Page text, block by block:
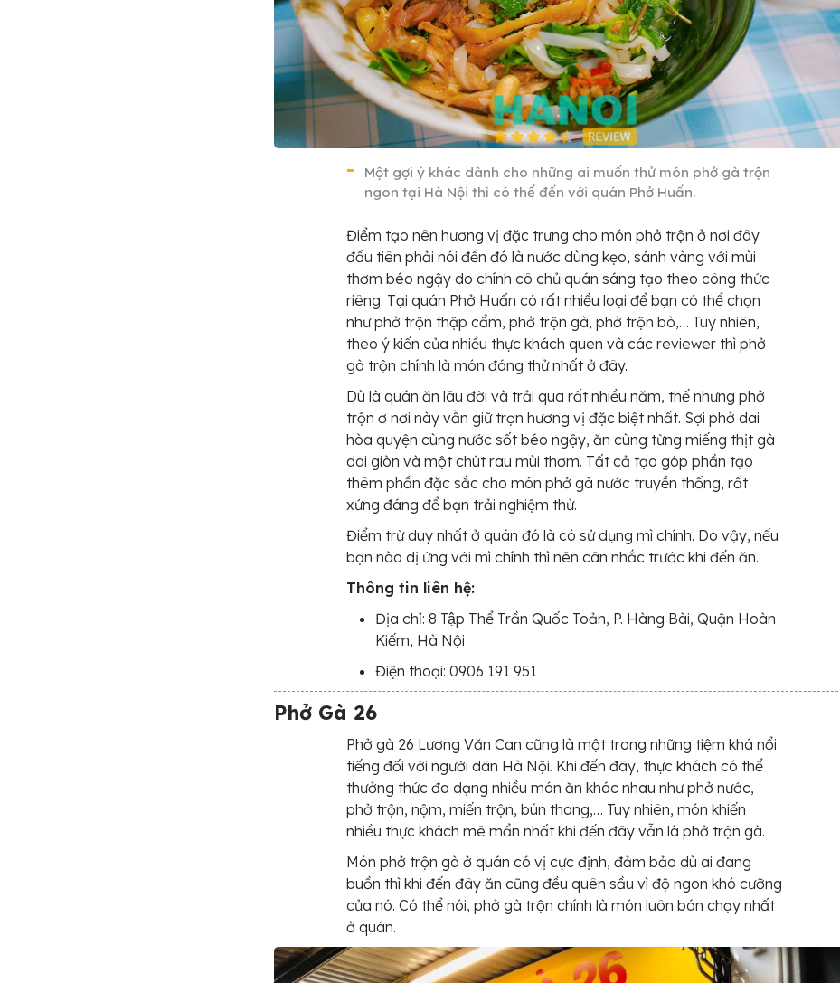
Một gợi ý khác dành cho những ai muốn thử món phở gà trộn
ngon tại Hà Nội thì có thể đến với quán Phở Huấn.
Điểm tạo nên hương vị đặc trưng cho món phở trộn ở nơi đây
đầu tiên phải nói đến đó là nước dùng kẹo, sánh vàng với mùi
thơm béo ngậy do chính cô chủ quán sáng tạo theo công thức
riêng. Tại quán Phở Huấn có rất nhiều loại để bạn có thể chọn
như phở trộn thập cẩm, phở trộn gà, phở trộn bò,… Tuy nhiên,
theo ý kiến của nhiều thực khách quen và các reviewer thì phở
gà trộn chính là món đáng thử nhất ở đây.
Dù là quán ăn lâu đời và trải qua rất nhiều năm, thế nhưng phở
trộn ơ nơi này vẫn giữ trọn hương vị đặc biệt nhất. Sợi phở dai
hòa quyện cùng nước sốt béo ngậy, ăn cùng từng miếng thịt gà
dai giòn và một chút rau mùi thơm. Tất cả tạo góp phần tạo
thêm phần đặc sắc cho món phở gà nước truyền thống, rất
xứng đáng để bạn trải nghiệm thử.
Điểm trừ duy nhất ở quán đó là có sử dụng mì chính. Do vậy, nếu
bạn nào dị ứng với mì chính thì nên cân nhắc trước khi đến ăn.
Thông tin liên hệ:
Địa chỉ: 8 Tập Thể Trần Quốc Toản, P. Hàng Bài, Quận Hoàn
Kiếm, Hà Nội
Điện thoại: 0906 191 951
Phở Gà 26
Phở gà 26 Lương Văn Can cũng là một trong những tiệm khá nổi
tiếng đối với người dân Hà Nội. Khi đến đây, thực khách có thể
thưởng thức đa dạng nhiều món ăn khác nhau như phở nước,
phở trộn, nộm, miến trộn, bún thang,… Tuy nhiên, món khiến
nhiều thực khách mê mẩn nhất khi đến đây vẫn là phở trộn gà.
Món phở trộn gà ở quán có vị cực định, đảm bảo dù ai đang
buồn thì khi đến đây ăn cũng đều quên sầu vì độ ngon khó cưỡng
của nó. Có thể nói, phở gà trộn chính là món luôn bán chạy nhất
ở quán.